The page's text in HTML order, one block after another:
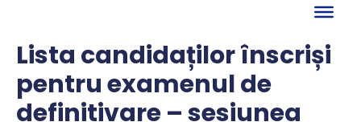
contentLista candidaților înscriși
pentru examenul de
definitivare – sesiunea